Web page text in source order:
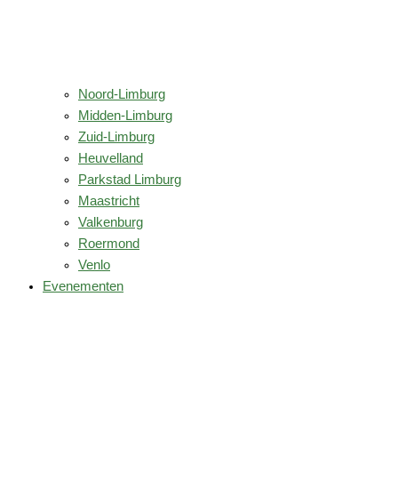
Noord-Limburg
Midden-Limburg
Zuid-Limburg
Heuvelland
Parkstad Limburg
Maastricht
Valkenburg
Roermond
Venlo
Evenementen